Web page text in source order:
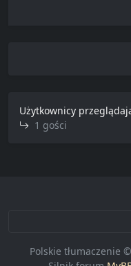
Użytkownicy
1 gości
Polskie tłumaczenie